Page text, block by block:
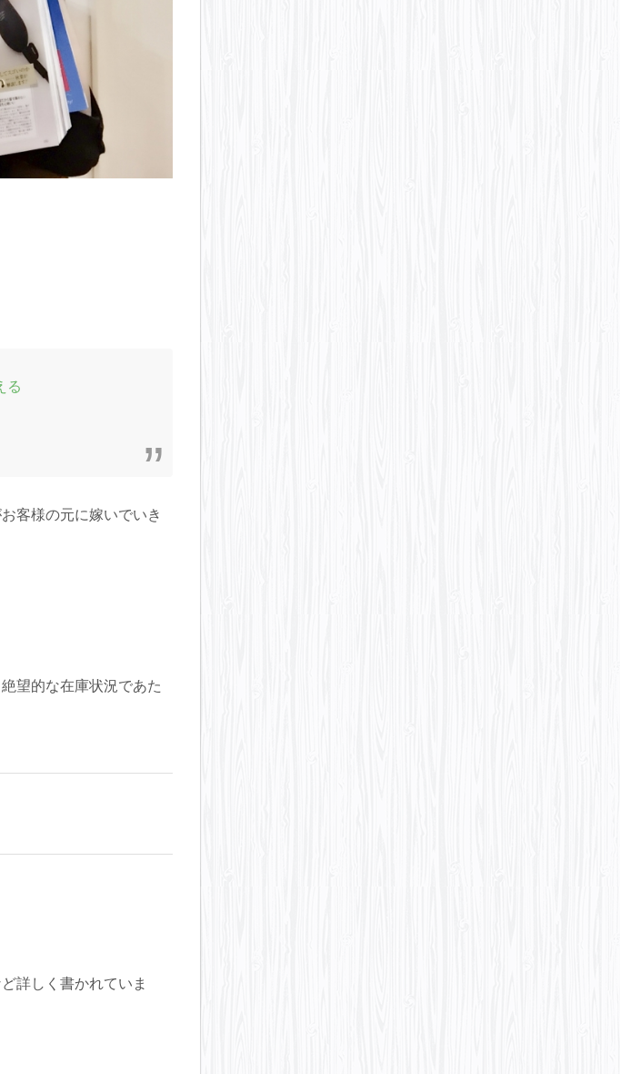
る
客様の元に嫁いでいき
望的な在庫状況であた
詳しく書かれていま